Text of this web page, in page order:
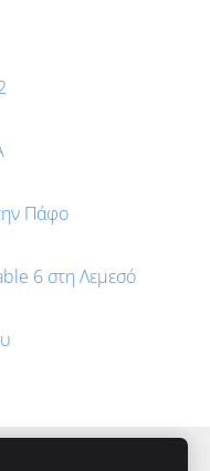
Πάφο
6 στη Λεμεσό